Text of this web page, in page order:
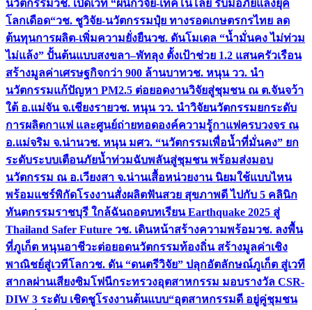
นวัตกรรมวช. เปิดเวที “ผนึกวิจัย-เทคโนโลยี รับมือภัยแล้งยุค
โลกเดือด“วช. ชูวิจัย-นวัตกรรมปุ๋ย ทางรอดเกษตรกรไทย ลด
ต้นทุนการผลิต-เพิ่มความยั่งยืนวช. ดันโมเดล “น้ำมั่นคง ไม่ท่วม
ไม่แล้ง” ปั้นต้นแบบสงขลา–พัทลุง ตั้งเป้าช่วย 1.2 แสนครัวเรือน
สร้างมูลค่าเศรษฐกิจกว่า 900 ล้านบาทวช. หนุน วว. นำ
นวัตกรรมแก้ปัญหา PM2.5 ต่อยอดงานวิจัยสู่ชุมชน ณ ต.จันจว้า
ใต้ อ.แม่จัน จ.เชียงรายวช. หนุน วว. นำวิจัยนวัตกรรมยกระดับ
การผลิตกาแฟ และศูนย์ถ่ายทอดองค์ความรู้กาแฟครบวงจร ณ
อ.แม่จริม จ.น่านวช. หนุน มศว. “นวัตกรรมเพื่อน้ำที่มั่นคง” ยก
ระดับระบบเตือนภัยน้ำท่วมฉับพลันสู่ชุมชน พร้อมส่งมอบ
นวัตกรรม ณ อ.เวียงสา จ.น่านเสื้อหน่วยงาน นิยมใช้แบบไหน
พร้อมแชร์พิกัดโรงงานสั่งผลิตฟันสวย สุขภาพดี ไปกับ 5 คลินิก
ทันตกรรมราชบุรี ใกล้ฉันถอดบทเรียน Earthquake 2025 สู่
Thailand Safer Future วช. เดินหน้าสร้างความพร้อมวช. ลงพื้น
ที่ภูเก็ต หนุนอาชีวะต่อยอดนวัตกรรมท้องถิ่น สร้างมูลค่าเชิง
พาณิชย์สู่เวทีโลกวช. ดัน “ดนตรีวิจัย” ปลุกอัตลักษณ์ภูเก็ต สู่เวที
สากลผ่านเสียงซิมโฟนีกระทรวงอุตสาหกรรม มอบรางวัล CSR-
DIW 3 ระดับ เชิดชูโรงงานต้นแบบ“อุตสาหกรรมดี อยู่คู่ชุมชน